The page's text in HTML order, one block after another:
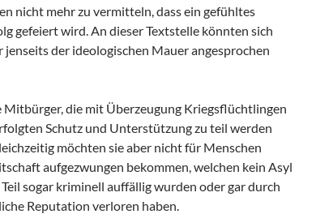
nicht mehr zu vermitteln, dass ein gefühltes
gefeiert wird. An dieser Textstelle könnten sich
jenseits der ideologischen Mauer angesprochen
Mitbürger, die mit Überzeugung Kriegsflüchtlingen
Schutz und Unterstützung zu teil werden
möchten sie aber nicht für Menschen
aufgezwungen bekommen, welchen kein Asyl
sogar kriminell auffällig wurden oder gar durch
Reputation verloren haben.